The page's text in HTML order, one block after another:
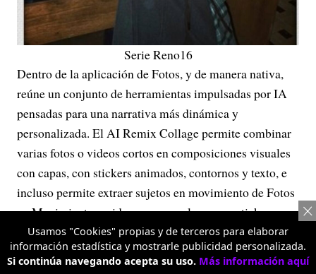
Serie Reno16
Dentro de la aplicación de Fotos, y de manera nativa,
reúne un conjunto de herramientas impulsadas por IA
pensadas para una narrativa más dinámica y
personalizada. El AI Remix Collage permite combinar
varias fotos o videos cortos en composiciones visuales
con capas, con stickers animados, contornos y texto, e
incluso permite extraer sujetos en movimiento de Fotos
en Movimiento o videos para usarlos como stickers.
Usamos "Cookies" propias y de terceros para elaborar
información estadística y mostrarle publicidad personalizada.
Si continúa navegando acepta su uso. Más información aquí